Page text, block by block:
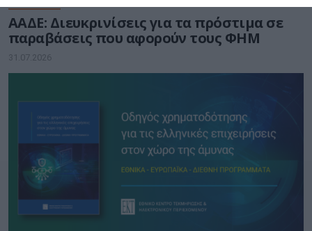
ΑΑΔΕ: Διευκρινίσεις για τα πρόστιμα σε
παραβάσεις που αφορούν τους ΦΗΜ
31.07.2026